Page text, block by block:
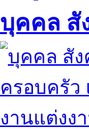
บุคคล สั
ครอบครัว
งานแต่งง